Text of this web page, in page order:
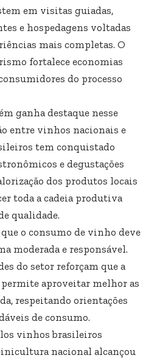
em visitas guiadas,
e hospedagens voltadas
mais completas. O
fortalece economias
do processo
ganha destaque nesse
entre vinhos nacionais e
tem conquistado
e degustações
dos produtos locais
toda a cadeia produtiva
qualidade.
o consumo de vinho deve
moderada e responsável.
do setor reforçam que a
aproveitar melhor as
respeitando orientações
de consumo.
vinhos brasileiros
nacional alcançou